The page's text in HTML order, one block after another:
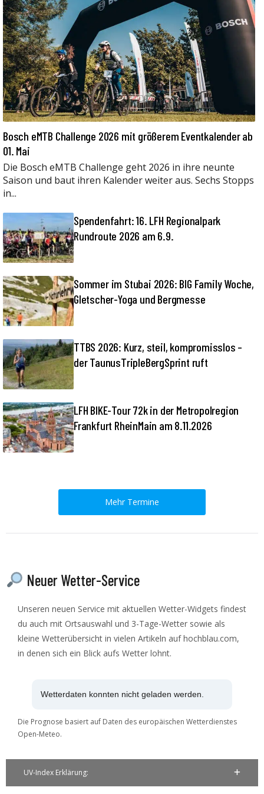
Bosch eMTB Challenge 2026 mit größerem Eventkalender ab
01. Mai
Die Bosch eMTB Challenge geht 2026 in ihre neunte
Saison und baut ihren Kalender weiter aus. Sechs Stopps
in...
Spendenfahrt: 16. LFH Regionalpark
Rundroute 2026 am 6.9.
Sommer im Stubai 2026: BIG Family Woche,
Gletscher-Yoga und Bergmesse
TTBS 2026: Kurz, steil, kompromisslos –
der TaunusTripleBergSprint ruft
LFH BIKE-Tour 72k in der Metropolregion
Frankfurt RheinMain am 8.11.2026
Mehr Termine
Neuer Wetter-Service
Unseren neuen Service mit aktuellen Wetter-Widgets findest
du auch mit Ortsauswahl und 3-Tage-Wetter sowie als
kleine Wetterübersicht in vielen Artikeln auf hochblau.com,
in denen sich ein Blick aufs Wetter lohnt.
Wetterdaten konnten nicht geladen werden.
Die Prognose basiert auf Daten des europäischen Wetterdienstes
Open-Meteo.
UV-Index Erklärung: